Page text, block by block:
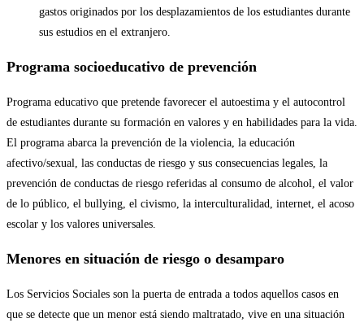
gastos originados por los desplazamientos de los estudiantes durante
sus estudios en el extranjero.
Programa socioeducativo de prevención
Programa educativo que pretende favorecer el autoestima y el autocontrol
de estudiantes durante su formación en valores y en habilidades para la vida.
El programa abarca la prevención de la violencia, la educación
afectivo/sexual, las conductas de riesgo y sus consecuencias legales, la
prevención de conductas de riesgo referidas al consumo de alcohol, el valor
de lo público, el bullying, el civismo, la interculturalidad, internet, el acoso
escolar y los valores universales.
Menores en situación de riesgo o desamparo
Los Servicios Sociales son la puerta de entrada a todos aquellos casos en
que se detecte que un menor está siendo maltratado, vive en una situación